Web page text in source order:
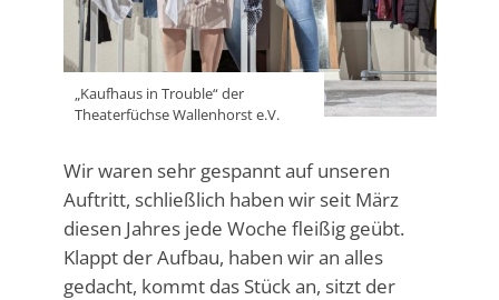
„Kaufhaus in Trouble“ der
Theaterfüchse Wallenhorst e.V.
Wir waren sehr gespannt auf unseren
Auftritt, schließlich haben wir seit März
diesen Jahres jede Woche fleißig geübt.
Klappt der Aufbau, haben wir an alles
gedacht, kommt das Stück an, sitzt der